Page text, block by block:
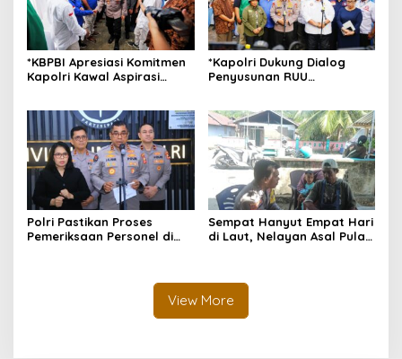
*KBPBI Apresiasi Komitmen
Kapolri Kawal Aspirasi
*Kapolri Dukung Dialog
Penyusunan RUU
Polri Pastikan Proses
Pemeriksaan Personel di
Sempat Hanyut Empat Hari
di Laut, Nelayan Asal Pulau
View More